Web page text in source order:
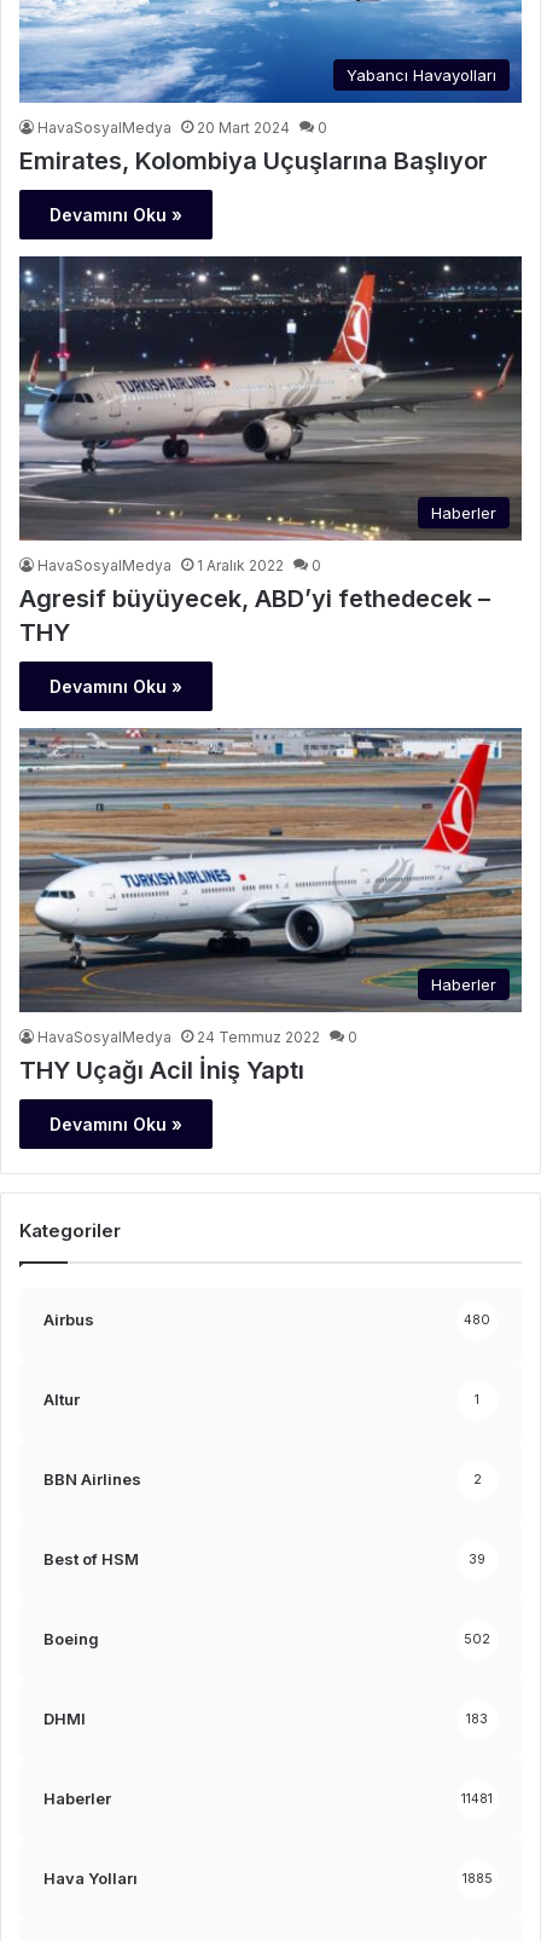
Yabancı Havayolları
HavaSosyalMedya 20 Mart 2024 0
Emirates, Kolombiya Uçuşlarına Başlıyor
Devamını Oku »
Haberler
HavaSosyalMedya 1 Aralık 2022 0
Agresif büyüyecek, ABD’yi fethedecek –
THY
Devamını Oku »
Haberler
HavaSosyalMedya 24 Temmuz 2022 0
THY Uçağı Acil İniş Yaptı
Devamını Oku »
Kategoriler
Airbus 480
Altur 1
BBN Airlines 2
Best of HSM 39
Boeing 502
DHMI 183
Haberler 11481
Hava Yolları 1885